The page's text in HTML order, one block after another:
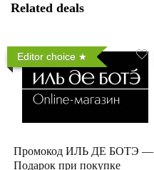
Related deals
Editor choice
Промокод ИЛЬ ДЕ БОТЭ —
Подарок при покупке